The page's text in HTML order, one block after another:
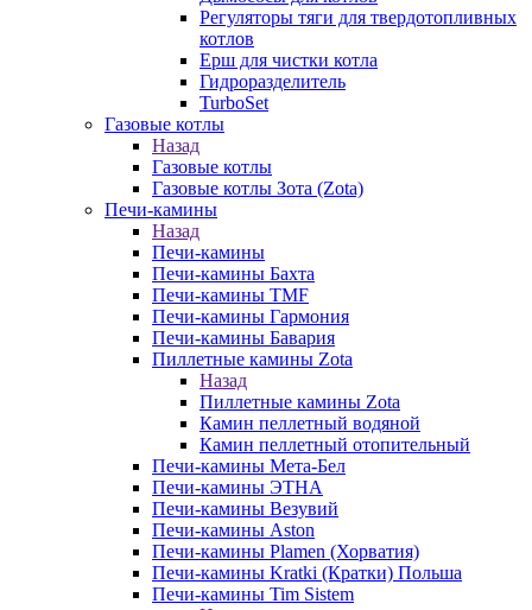
Регуляторы тяги для твердотопливных
котлов
Ерш для чистки котла
Гидроразделитель
TurboSet
Газовые котлы
Назад
Газовые котлы
Газовые котлы Зота (Zota)
Печи-камины
Назад
Печи-камины
Печи-камины Бахта
Печи-камины TMF
Печи-камины Гармония
Печи-камины Бавария
Пиллетные камины Zota
Назад
Пиллетные камины Zota
Камин пеллетный водяной
Камин пеллетный отопительный
Печи-камины Мета-Бел
Печи-камины ЭТНА
Печи-камины Везувий
Печи-камины Aston
Печи-камины Plamen (Хорватия)
Печи-камины Kratki (Кратки) Польша
Печи-камины Tim Sistem